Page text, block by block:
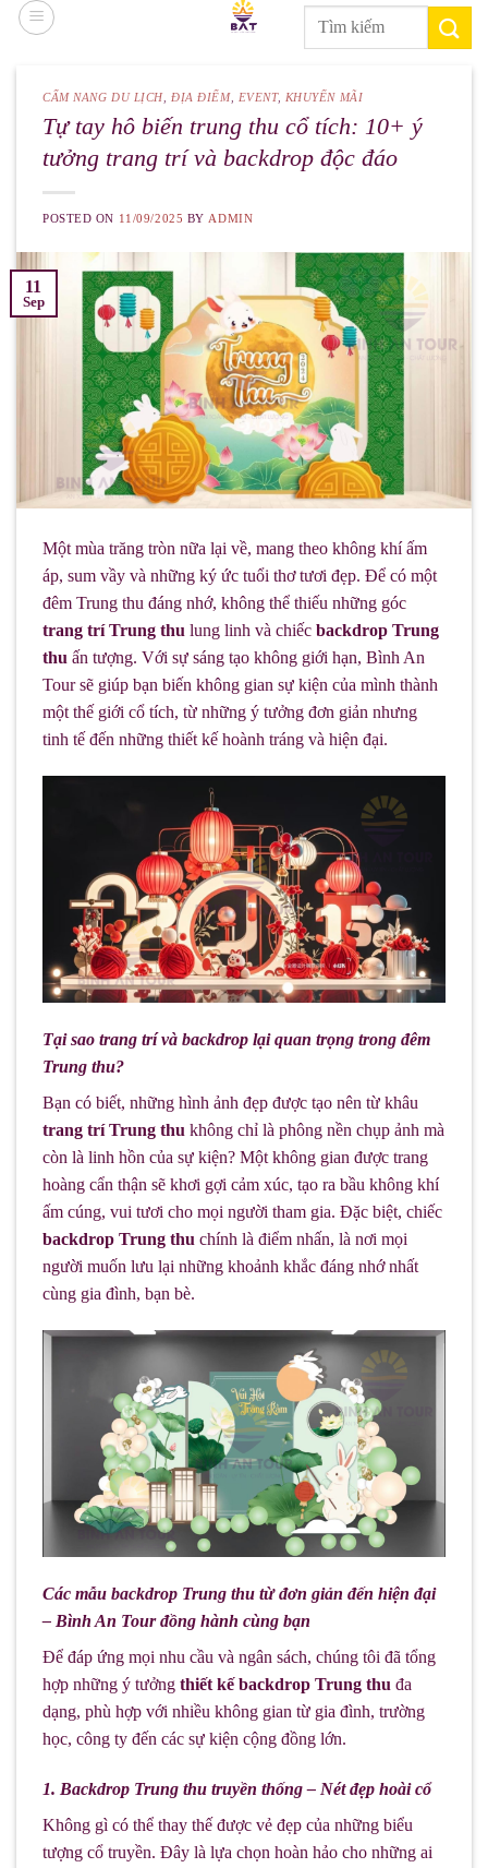
Skip
Search
CẨM NANG DU LỊCH,ĐỊA ĐIỂM, EVENT, KHUYẾN MÃI
Tự tay hô biến trung thu cổ tích: 10+ ý
tưởng trang trí và backdrop độc đáo
POSTED ON 11/09/2025 BY ADMIN
11
Sep
Một mùa trăng tròn nữa lại về, mang theo không khí ấm
áp, sum vầy và những ký ức tuổi thơ tươi đẹp. Để có một
đêm Trung thu đáng nhớ, không thể thiếu những góc
trang trí Trung thu lung linh và chiếc backdrop Trung
thu ấn tượng. Với sự sáng tạo không giới hạn, Bình An
Tour sẽ giúp bạn biến không gian sự kiện của mình thành
một thế giới cổ tích, từ những ý tưởng đơn giản nhưng
tinh tế đến những thiết kế hoành tráng và hiện đại.
Tại sao trang trí và backdrop lại quan trọng trong đêm
Trung thu?
Bạn có biết, những hình ảnh đẹp được tạo nên từ khâu
trang trí Trung thu không chỉ là phông nền chụp ảnh mà
còn là linh hồn của sự kiện? Một không gian được trang
hoàng cẩn thận sẽ khơi gợi cảm xúc, tạo ra bầu không khí
ấm cúng, vui tươi cho mọi người tham gia. Đặc biệt, chiếc
backdrop Trung thu chính là điểm nhấn, là nơi mọi
người muốn lưu lại những khoảnh khắc đáng nhớ nhất
cùng gia đình, bạn bè.
Các mẫu backdrop Trung thu từ đơn giản đến hiện đại
– Bình An Tour đồng hành cùng bạn
Để đáp ứng mọi nhu cầu và ngân sách, chúng tôi đã tổng
hợp những ý tưởng thiết kế backdrop Trung thu đa
dạng, phù hợp với nhiều không gian từ gia đình, trường
học, công ty đến các sự kiện cộng đồng lớn.
1. Backdrop Trung thu truyền thống – Nét đẹp hoài cổ
Không gì có thể thay thế được vẻ đẹp của những biểu
tượng cổ truyền. Đây là lựa chọn hoàn hảo cho những ai